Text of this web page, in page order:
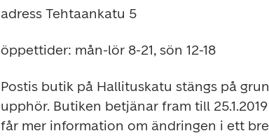
adress Tehtaankatu 5
öppettider: mån-lör 8-21, sön 12-18
Postis butik på Hallituskatu stängs på
upphör. Butiken betjänar fram till
får mer information om ändringen i ett